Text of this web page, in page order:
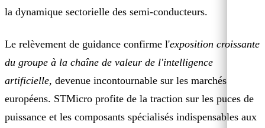
la dynamique sectorielle des semi-conducteurs.
Le relèvement de guidance confirme l'exposition croissante
du groupe à la chaîne de valeur de l'intelligence
artificielle, devenue incontournable sur les marchés
européens. STMicro profite de la traction sur les puces de
puissance et les composants spécialisés indispensables aux